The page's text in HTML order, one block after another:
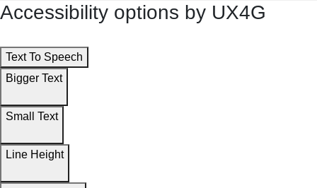
Accessibility options by UX4G
Text To Speech
Bigger Text
Small Text
Line Height